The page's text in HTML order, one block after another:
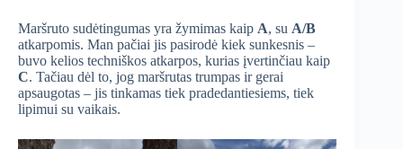
Maršruto sudėtingumas yra žymimas kaip A, su A/B
atkarpomis. Man pačiai jis pasirodė kiek sunkesnis –
buvo kelios techniškos atkarpos, kurias įvertinčiau kaip
C. Tačiau dėl to, jog maršrutas trumpas ir gerai
apsaugotas – jis tinkamas tiek pradedantiesiems, tiek
lipimui su vaikais.